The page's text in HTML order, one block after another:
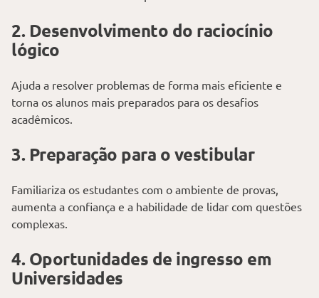
2. Desenvolvimento do raciocínio
lógico
Ajuda a resolver problemas de forma mais eficiente e
torna os alunos mais preparados para os desafios
acadêmicos.
3. Preparação para o vestibular
Familiariza os estudantes com o ambiente de provas,
aumenta a confiança e a habilidade de lidar com questões
complexas.
4. Oportunidades de ingresso em
Universidades